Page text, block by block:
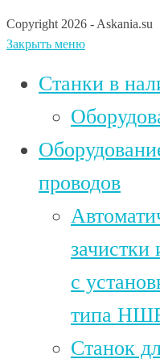
Copyright 2026 - Askania.su
Закрыть меню
Станки в
проводов
зачистки
c
типа
Станок